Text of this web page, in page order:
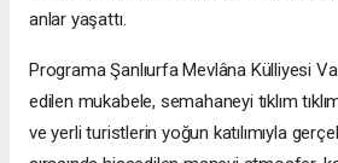
anlar yaşattı.
ProgramaŞanlıurfa Mevlâna Külliyesi
edilen mukabele, semahaneyi tıklım
ve yerli turistlerin yoğun katılımıyla